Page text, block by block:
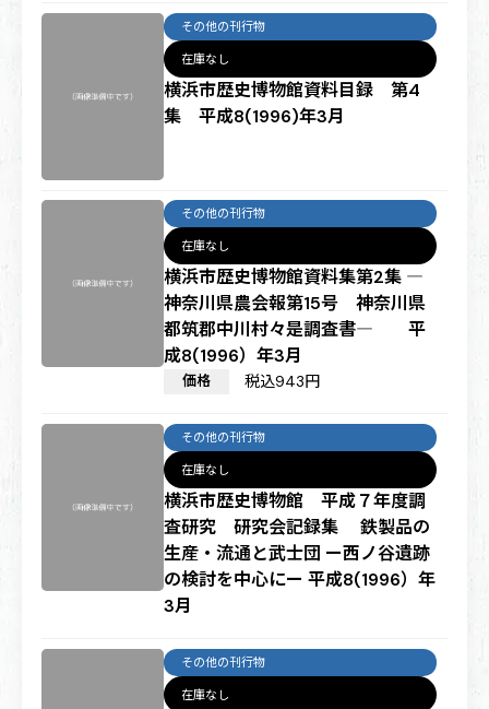
横浜市歴史博物館資料目録 第4
集 平成8(1996)年3月
その他の刊行物
在庫なし
横浜市歴史博物館資料集第2集 ―
神奈川県農会報第15号 神奈川県
都筑郡中川村々是調査書― 平
成8(1996）年3月
その他の刊行物
在庫なし
価格 税込943円
横浜市歴史博物館 平成７年度調
査研究 研究会記録集 鉄製品の
生産・流通と武士団 ー西ノ谷遺跡
の検討を中心にー 平成8(1996）年
3月
その他の刊行物
在庫なし
その他の刊行物
在庫なし